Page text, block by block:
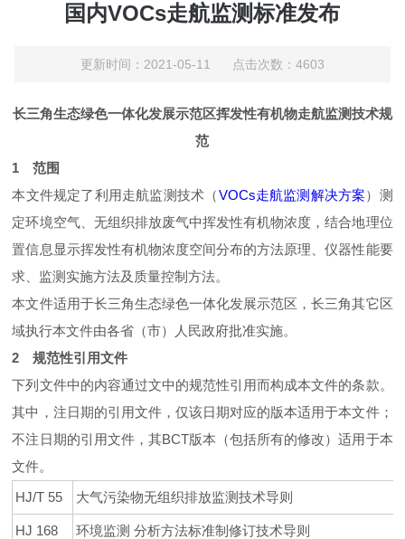
国内VOCs走航监测标准发布
更新时间：2021-05-11 点击次数：4603
长三角生态绿色一体化发展示范区挥发性有机物走航监测技术规
范
1 范围
本文件规定了利用走航监测技术（VOCs走航监测解决方案）测
定环境空气、无组织排放废气中挥发性有机物浓度，结合地理位
置信息显示挥发性有机物浓度空间分布的方法原理、仪器性能要
求、监测实施方法及质量控制方法。
本文件适用于长三角生态绿色一体化发展示范区，长三角其它区
域执行本文件由各省（市）人民政府批准实施。
2 规范性引用文件
下列文件中的内容通过文中的规范性引用而构成本文件的条款。
其中，注日期的引用文件，仅该日期对应的版本适用于本文件；
不注日期的引用文件，其BCT版本（包括所有的修改）适用于本
文件。
HJ/T 55
大气污染物无组织排放监测技术导则
HJ 168 环境监测 分析方法标准制修订技术导则